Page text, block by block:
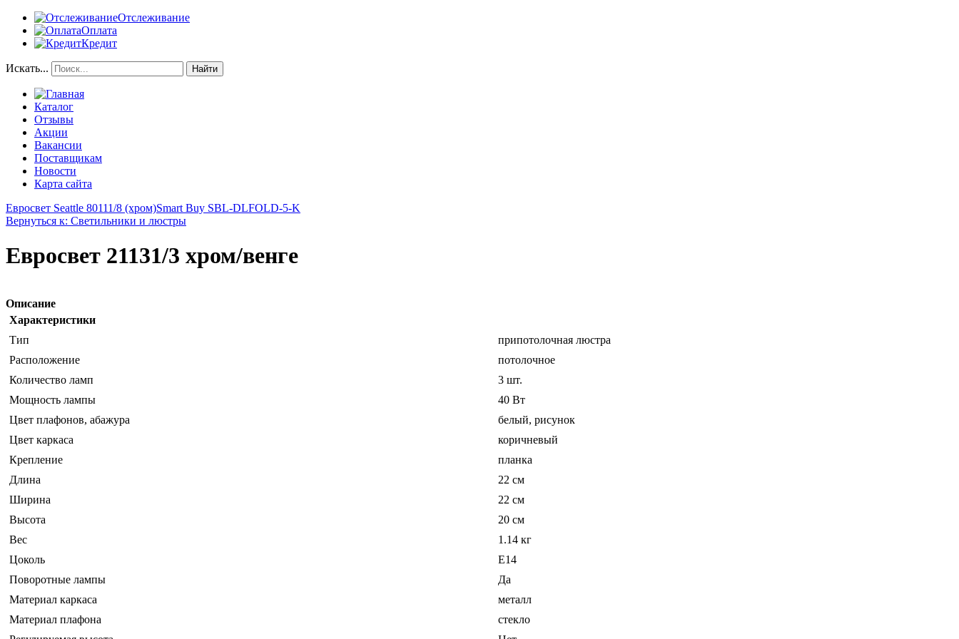
Отслеживание
Оплата
Кредит
Искать... Найти
Каталог
Отзывы
Акции
Вакансии
Поставщикам
Новости
Карта сайта
Евросвет Seattle 80111/8 (хром)Smart Buy SBL-DLFOLD-5-K
Вернуться к: Светильники и люстры
Евросвет 21131/3 хром/венге
Описание
Характеристики
Тип
припотолочная люстра
Расположение
потолочное
Количество ламп
3 шт.
Мощность лампы
40 Вт
Цвет плафонов, абажура
белый, рисунок
Цвет каркаса
коричневый
Крепление
планка
Длина
22 см
Ширина
22 см
Высота
20 см
Вес
1.14 кг
Цоколь
E14
Поворотные лампы
Да
Материал каркаса
металл
Материал плафона
стекло